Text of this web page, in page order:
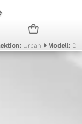
n
Urban Modell: